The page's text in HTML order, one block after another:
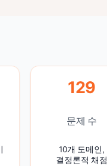
129
문제 수
10개 도메인,
결정론적 채점